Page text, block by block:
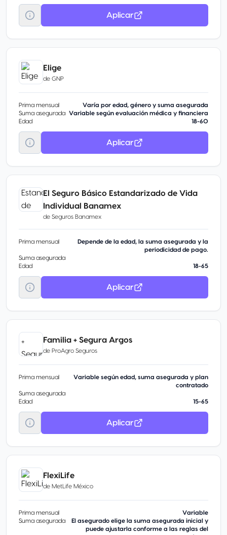
Aplicar
Elige
de GNP
Prima mensual
Varía por edad, género y suma asegurada
Suma asegurada Variable según evaluación médica y financiera
Edad
18-60
Aplicar
El Seguro Básico Estandarizado de Vida
Individual Banamex
de Seguros Banamex
Prima mensual
Depende de la edad, la suma asegurada y la
periodicidad de pago.
Suma asegurada
Edad
18-65
Aplicar
Familia + Segura Argos
de ProAgro Seguros
Prima mensual
Variable según edad, suma asegurada y plan
contratado
Suma asegurada
Edad
15-65
Aplicar
FlexiLife
de MetLife México
Prima mensual
Variable
Suma asegurada
El asegurado elige la suma asegurada inicial y
puede ajustarla conforme a las reglas del